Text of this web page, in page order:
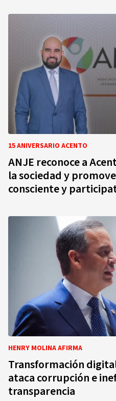
15 ANIVERSARIO ACENTO
ANJE reconoce a
la sociedad y
consciente y
HENRY MOLINA AFIRMA
Transformación
ataca corrupción e
transparencia